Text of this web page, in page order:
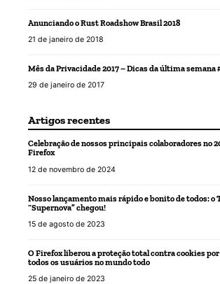
Anunciando o Rust Roadshow Brasil 2018
21 de janeiro de 2018
Mês da Privacidade 2017 – Dicas da última semana
29 de janeiro de 2017
Artigos recentes
Celebração de nossos principais colaboradores no
Firefox
12 de novembro de 2024
Nosso lançamento mais rápido e bonito de todos: o
“Supernova” chegou!
15 de agosto de 2023
O Firefox liberou a proteção total contra cookies
todos os usuários no mundo todo
25 de janeiro de 2023